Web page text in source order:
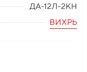
ДА-12Л-2КН
ВИХРЬ